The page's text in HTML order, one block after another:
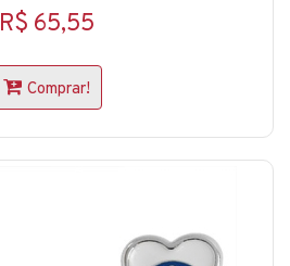
R$ 65,55
Comprar!